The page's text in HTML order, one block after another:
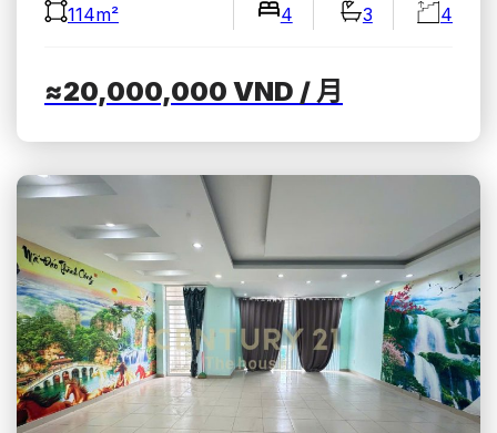
114m² 4 3 4
≈20,000,000 VND / 月